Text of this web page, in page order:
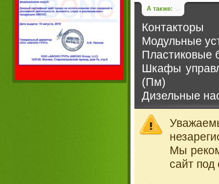
А также:
Контакторы
Модульные
Пластиковые
Шкафы
(Пм)
Дизельные
Мы
сайт